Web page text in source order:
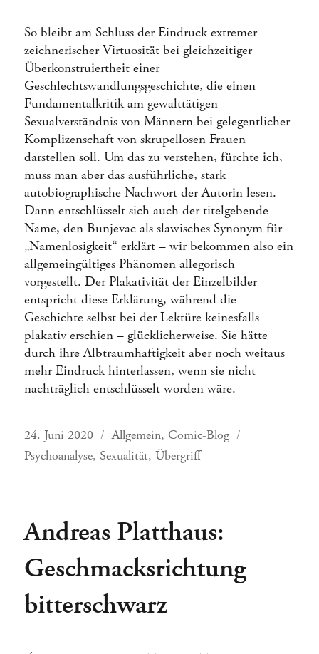
So bleibt am Schluss der Eindruck extremer
zeichnerischer Virtuosität bei gleichzeitiger
Überkonstruiertheit einer
Geschlechtswandlungsgeschichte, die einen
Fundamentalkritik am gewalttätigen
Sexualverständnis von Männern bei gelegentlicher
Komplizenschaft von skrupellosen Frauen
darstellen soll. Um das zu verstehen, fürchte ich,
muss man aber das ausführliche, stark
autobiographische Nachwort der Autorin lesen.
Dann entschlüsselt sich auch der titelgebende
Name, den Bunjevac als slawisches Synonym für
„Namenlosigkeit“ erklärt – wir bekommen also ein
allgemeingültiges Phänomen allegorisch
vorgestellt. Der Plakativität der Einzelbilder
entspricht diese Erklärung, während die
Geschichte selbst bei der Lektüre keinesfalls
plakativ erschien – glücklicherweise. Sie hätte
durch ihre Albtraumhaftigkeit aber noch weitaus
mehr Eindruck hinterlassen, wenn sie nicht
nachträglich entschlüsselt worden wäre.
Veröffentlicht
am
24. Juni 2020 Kategorien
Allgemein, Comic-Blog
Psychoanalyse,Sexualität,Übergriff
Andreas Platthaus:
Geschmacksrichtung
bitterschwarz